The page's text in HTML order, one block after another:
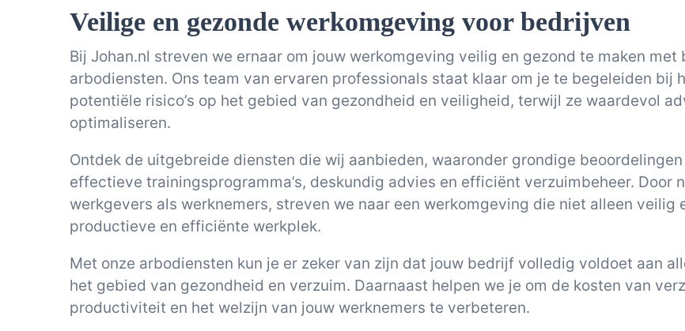
Veilige en gezonde werkomgeving voor bedrijven
Bij Johan.nl streven we ernaar om jouw werkomgeving veilig en gezond te maken
arbodiensten. Ons team van ervaren professionals staat klaar om je te begeleiden bij
potentiële risico’s op het gebied van gezondheid en veiligheid, terwijl ze waardevol
optimaliseren.
Ontdek de uitgebreide diensten die wij aanbieden, waaronder grondige
effectieve trainingsprogramma’s, deskundig advies en efficiënt verzuimbeheer. Door
werkgevers als werknemers, streven we naar een werkomgeving die niet alleen veilig
productieve en efficiënte werkplek.
Met onze arbodiensten kun je er zeker van zijn dat jouw bedrijf volledig voldoet aan
het gebied van gezondheid en verzuim. Daarnaast helpen we je om de kosten van
productiviteit en het welzijn van jouw werknemers te verbeteren.